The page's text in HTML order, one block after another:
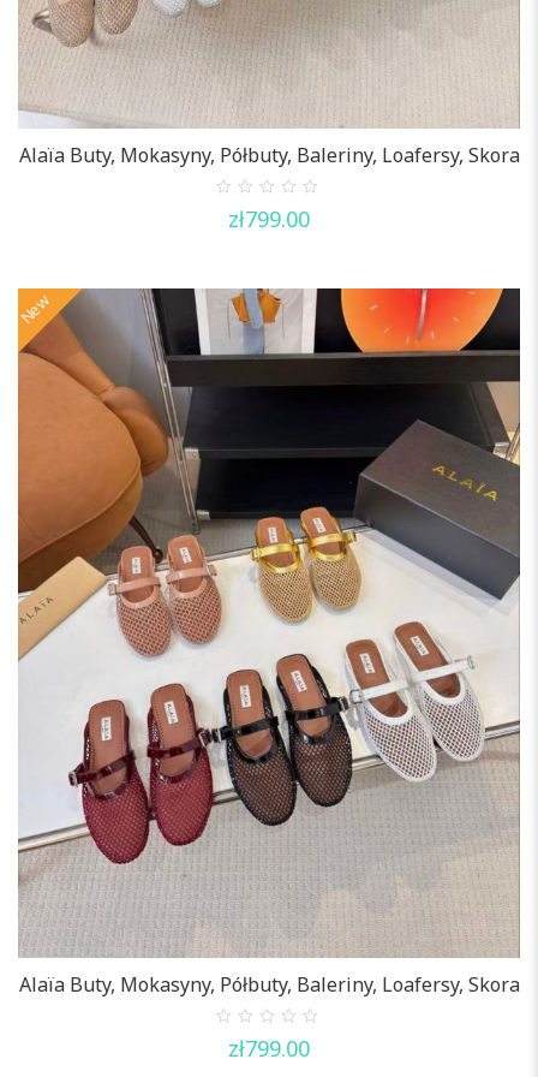
Alaïa Buty, Mokasyny, Półbuty, Baleriny, Loafersy, Skora
out
zł799.00
New
Alaïa Buty, Mokasyny, Półbuty, Baleriny, Loafersy, Skora
out
zł799.00